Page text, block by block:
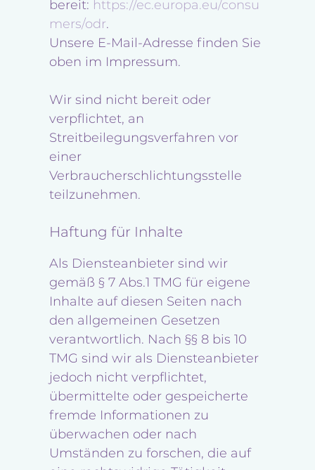
bereit: https://ec.europa.eu/consu
mers/odr.
Unsere E-Mail-Adresse finden Sie
oben im Impressum.
Wir sind nicht bereit oder
verpflichtet, an
Streitbeilegungsverfahren vor
einer
Verbraucherschlichtungsstelle
teilzunehmen.
Haftung für Inhalte
Als Diensteanbieter sind wir
gemäß § 7 Abs.1 TMG für eigene
Inhalte auf diesen Seiten nach
den allgemeinen Gesetzen
verantwortlich. Nach §§ 8 bis 10
TMG sind wir als Diensteanbieter
jedoch nicht verpflichtet,
übermittelte oder gespeicherte
fremde Informationen zu
überwachen oder nach
Umständen zu forschen, die auf